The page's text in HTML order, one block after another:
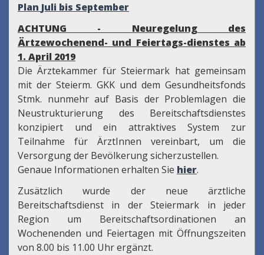
Plan Juli bis September
ACHTUNG - Neuregelung des
Ärtzewochenend- und Feiertags-dienstes ab
1. April 2019
Die Ärztekammer für Steiermark hat gemeinsam
mit der Steierm. GKK und dem Gesundheitsfonds
Stmk. nunmehr auf Basis der Problemlagen die
Neustrukturierung des Bereitschaftsdienstes
konzipiert und ein attraktives System zur
Teilnahme für ÄrztInnen vereinbart, um die
Versorgung der Bevölkerung sicherzustellen.
Genaue Informationen erhalten Sie hier.
Zusätzlich wurde der neue ärztliche
Bereitschaftsdienst in der Steiermark in jeder
Region um Bereitschaftsordinationen an
Wochenenden und Feiertagen mit Öffnungszeiten
von 8.00 bis 11.00 Uhr ergänzt.